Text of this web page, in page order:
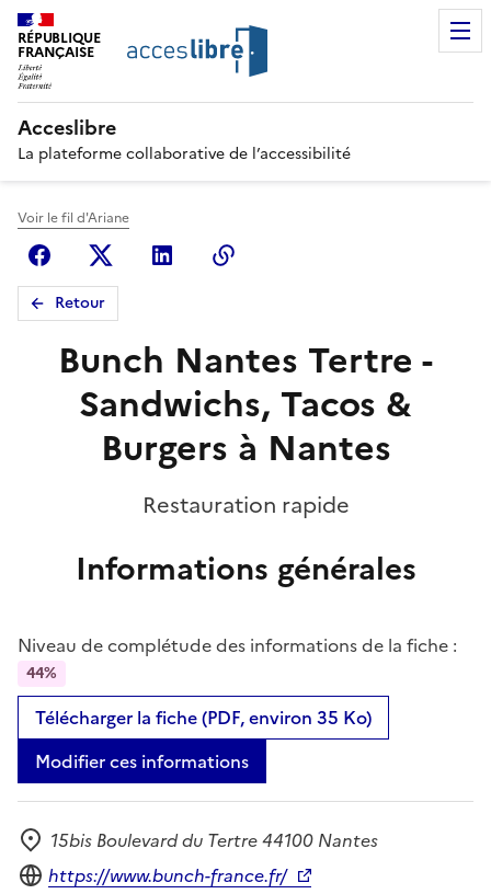
RÉPUBLIQUE
FRANÇAISE
Acceslibre
La plateforme collaborative de l’accessibilité
Voir le fil d'Ariane
FacebookX (anciennement Twitter)
Linkedin
Retour
Bunch Nantes Tertre -
Sandwichs, Tacos &
Burgers à Nantes
Restauration rapide
Informations générales
Niveau de complétude des informations de la fiche :
44%
Télécharger la fiche (PDF, environ 35 Ko)
Modifier ces informations
Adresse
15bis Boulevard du Tertre 44100 Nantes
Site internet
https://www.bunch-france.fr/